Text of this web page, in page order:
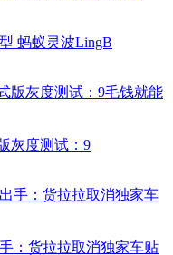
蚂蚁灵波LingB
灰度测试：9
：货拉拉取消独家车贴